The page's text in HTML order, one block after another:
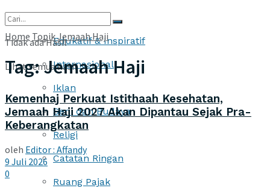
Edukatif & Inspiratif
Internasional
Iklan
Seni dan Budaya
Religi
Catatan Ringan
Ruang Pajak
Tidak ada Hasil
Lihat semua hasil
Home TopikJemaah Haji
Tag:Jemaah Haji
Kemenhaj Perkuat Istithaah Kesehatan,
Jemaah Haji 2027 Akan Dipantau Sejak Pra-
Keberangkatan
oleh Editor : Affandy
9 Juli 2026
0